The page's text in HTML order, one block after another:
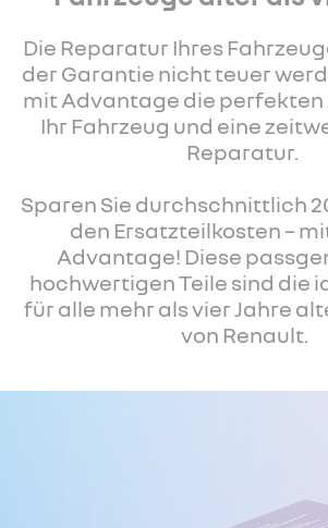
Die Reparatur Ihres
der Garantie nicht teuer
mit Advantage die
Ihr Fahrzeug und eine
Reparatur.
Sparen Sie durchschnittlich
den Ersatzteilkosten –
Advantage! Diese
hochwertigen Teile sind die
für alle mehr als vier Jahre
von Renault.